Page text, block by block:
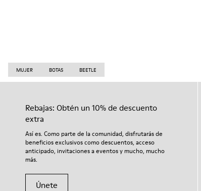
MUJER BOTAS BEETLE
Rebajas: Obtén un 10% de descuento
extra
Así es. Como parte de la comunidad, disfrutarás de
beneficios exclusivos como descuentos, acceso
anticipado, invitaciones a eventos y mucho, mucho
más.
Únete